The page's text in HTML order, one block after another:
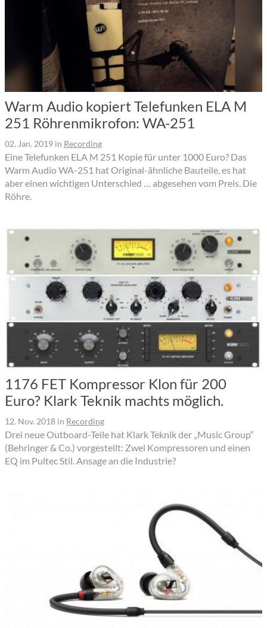
Warm Audio kopiert Telefunken ELA M
251 Röhrenmikrofon: WA-251
02. Jan. 2019 in Recording
Eine Telefunken ELA M 251 Kopie für unter 1000 Euro? Das
Warm Audio WA-251 hat Original-ähnliche Bauteile, es hat
aber einen wichtigen Unterschied … abgesehen vom Preis. Die
Röhre.
1176 FET Kompressor Klon für 200
Euro? Klark Teknik machts möglich.
12. Nov. 2018 in Recording
Drei neue Outboard-Teile hat Klark Teknik der „Music Group“
(Behringer & Co.) vorgestellt: Zwei Kompressoren und einen
EQ im Pultec Stil. Ansage an die Industrie?